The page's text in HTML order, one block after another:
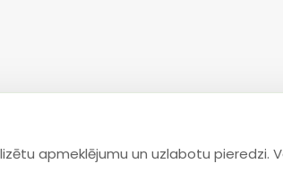
apmeklējumu un uzlabotu pieredzi.
COOKIE IESTATĪJUMI